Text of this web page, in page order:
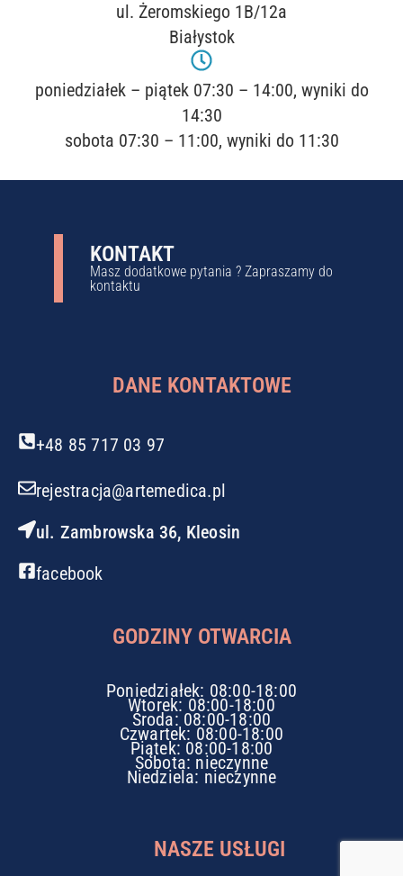
ul. Żeromskiego 1B/12a
Białystok
poniedziałek – piątek 07:30 – 14:00, wyniki do
14:30
sobota 07:30 – 11:00, wyniki do 11:30
KONTAKT
Masz dodatkowe pytania ? Zapraszamy do
kontaktu
DANE KONTAKTOWE
+48 85 717 03 97
rejestracja@artemedica.pl
ul. Zambrowska 36, Kleosin
facebook
GODZINY OTWARCIA
Poniedziałek: 08:00-18:00
Wtorek: 08:00-18:00
Środa: 08:00-18:00
Czwartek: 08:00-18:00
Piątek: 08:00-18:00
Sobota: nieczynne
Niedziela: nieczynne
NASZE USŁUGI